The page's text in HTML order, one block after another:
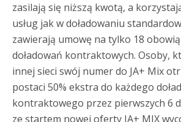
zasilają się niższą kwotą, a
usług jak w doładowaniu
zawierają umowę na tylko 18
doładowań kontraktowych. Osoby,
innej sieci swój numer do JA+ Mix
postaci 50% ekstra do każdego
kontraktowego przez pierwszych 6
ze startem nowej oferty JA+ MIX